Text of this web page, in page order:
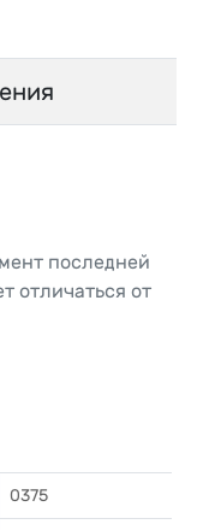
последней
отличаться от
0375